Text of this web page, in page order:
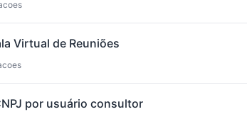
Virtual de Reuniões
por usuário consultor